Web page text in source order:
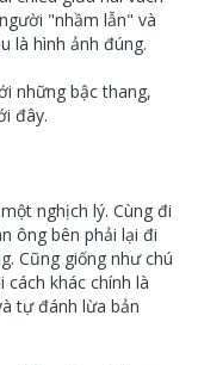
"nhầm lẫn" và
là hình ảnh đúng.
những bậc thang,
đây.
nghịch lý. Cùng đi
ông bên phải lại đi
Cũng giống như chú
khác chính là
tự đánh lừa bản